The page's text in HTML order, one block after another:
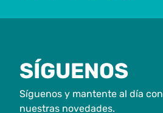
SÍGUENOS
Síguenos y mantente al día con
nuestras novedades.